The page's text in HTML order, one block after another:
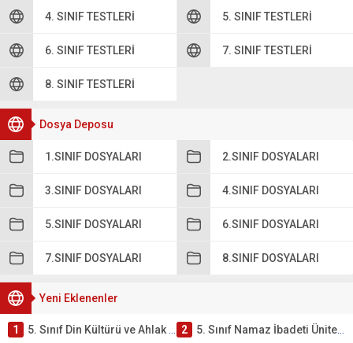
4. SINIF TESTLERI 5. SINIF TESTLERI
6. SINIF TESTLERI 7. SINIF TESTLERI
8. SINIF TESTLERI
Dosya Deposu
1.SINIF DOSYALARI 2.SINIF DOSYALARI
3.SINIF DOSYALARI 4.SINIF DOSYALARI
5.SINIF DOSYALARI 6.SINIF DOSYALARI
7.SINIF DOSYALARI 8.SINIF DOSYALARI
Yeni Eklenenler
1 5. Sınıf Din Kültürü ve Ahlak Bilgisi 2. Ünite: Namaz İbadeti Çalışmaları 2 5. Sınıf Namaz İbadeti Ünite Testi – Online Çöz